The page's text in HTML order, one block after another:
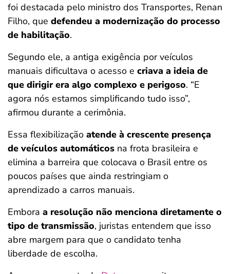
foi destacada pelo ministro dos Transportes, Renan
Filho, que defendeu a modernização do processo
de habilitação.
Segundo ele, a antiga exigência por veículos
manuais dificultava o acesso e criava a ideia de
que dirigir era algo complexo e perigoso. “E
agora nós estamos simplificando tudo isso”,
afirmou durante a cerimônia.
Essa flexibilização atende à crescente presença
de veículos automáticos na frota brasileira e
elimina a barreira que colocava o Brasil entre os
poucos países que ainda restringiam o
aprendizado a carros manuais.
Embora a resolução não menciona diretamente o
tipo de transmissão, juristas entendem que isso
abre margem para que o candidato tenha
liberdade de escolha.